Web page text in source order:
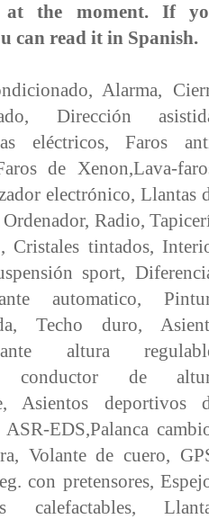
at the moment. If
can read it in Spanish.
Alarma,
Dirección
eléctricos, Faros
de Xenon,Lava-
electrónico, Llantas
Radio,
Cristales tintados,
sport,
automatico,
Techo duro,
altura
conductor de
Asientos deportivos
EDS,Palanca
Volante de cuero,
con pretensores,
calefactables,